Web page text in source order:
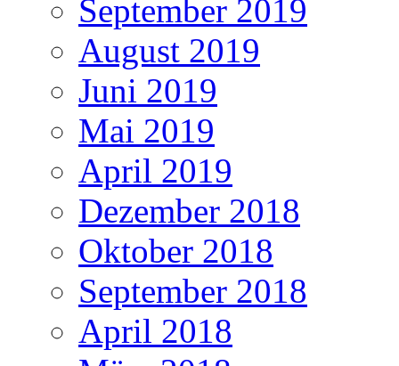
September 2019
August 2019
Juni 2019
Mai 2019
April 2019
Dezember 2018
Oktober 2018
September 2018
April 2018